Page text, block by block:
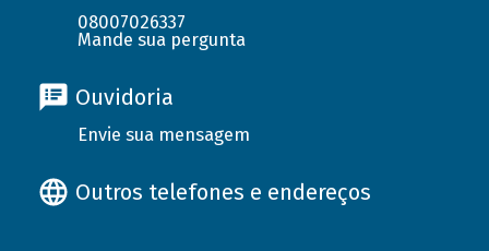
08007026337
Mande sua pergunta
Ouvidoria
Envie sua mensagem
Outros telefones e endereços